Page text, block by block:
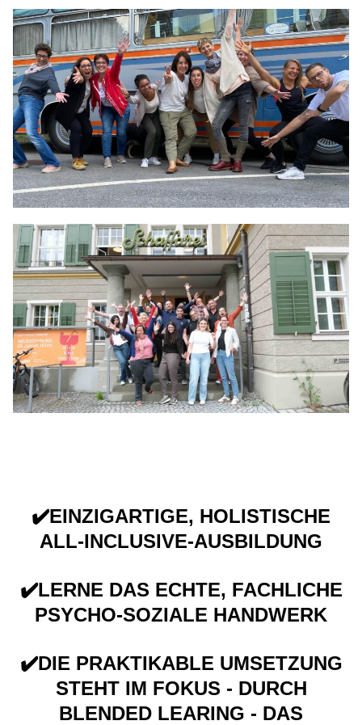
✔️EINZIGARTIGE, HOLISTISCHE
ALL-INCLUSIVE-AUSBILDUNG
✔️LERNE DAS ECHTE, FACHLICHE
PSYCHO-SOZIALE HANDWERK
✔️DIE PRAKTIKABLE UMSETZUNG
STEHT IM FOKUS - DURCH
BLENDED LEARING - DAS